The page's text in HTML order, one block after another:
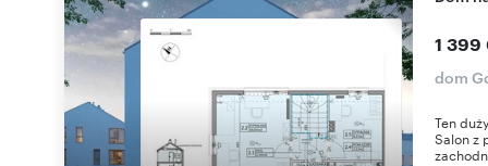
1 399
dom
Ten
Salon z